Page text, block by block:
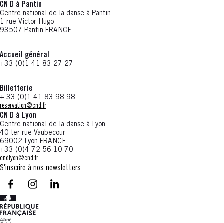
CN D à Pantin
Centre national de la danse à Pantin
1 rue Victor-Hugo
93507 Pantin FRANCE
Accueil général
+33 (0)1 41 83 27 27
Billetterie
+ 33 (0)1 41 83 98 98
reservation@cnd.fr
CN D à Lyon
Centre national de la danse à Lyon
40 ter rue Vaubecour
69002 Lyon FRANCE
+33 (0)4 72 56 10 70
cndlyon@cnd.fr
S'inscrire à nos newsletters
facebook - CN D - Nouvelle fenêtre
instagram - CN D - Nouvelle fenêtre
LinkedIn - CN D - Nouvelle fenêtre